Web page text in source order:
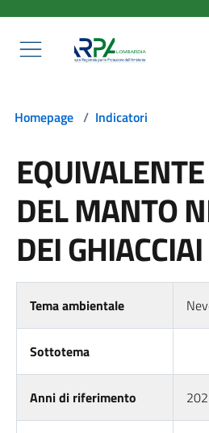
Homepage / Indicatori
DEL MANTO
DEI GHIACCIAI
Tema ambientale
Sottotema
Anni di riferimento